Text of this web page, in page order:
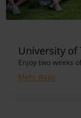
University of
Enjoy two weeks
Mehr dazu